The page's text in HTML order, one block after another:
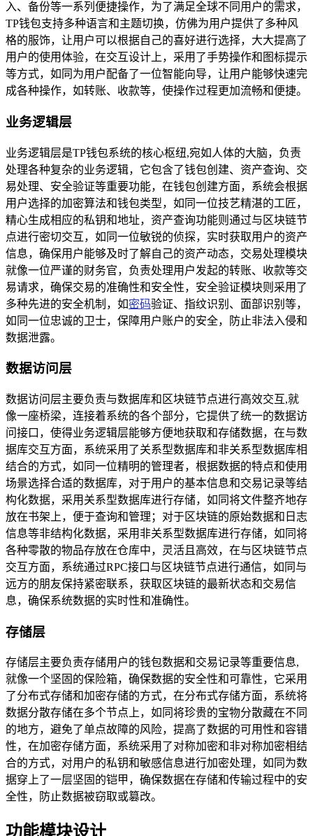
入、备份等一系列便捷操作，为了满足全球不同用户的需求，
TP钱包支持多种语言和主题切换，仿佛为用户提供了多种风
格的服饰，让用户可以根据自己的喜好进行选择，大大提高了
用户的使用体验，在交互设计上，采用了手势操作和图标提示
等方式，如同为用户配备了一位智能向导，让用户能够快速完
成各种操作，如转账、收款等，使操作过程更加流畅和便捷。
业务逻辑层
业务逻辑层是TP钱包系统的核心枢纽,宛如人体的大脑，负责
处理各种复杂的业务逻辑，它包含了钱包创建、资产查询、交
易处理、安全验证等重要功能，在钱包创建方面，系统会根据
用户选择的加密算法和钱包类型，如同一位技艺精湛的工匠，
精心生成相应的私钥和地址，资产查询功能则通过与区块链节
点进行密切交互，如同一位敏锐的侦探，实时获取用户的资产
信息，确保用户能够及时了解自己的资产动态，交易处理模块
就像一位严谨的财务官，负责处理用户发起的转账、收款等交
易请求，确保交易的准确性和安全性，安全验证模块则采用了
多种先进的安全机制，如密码验证、指纹识别、面部识别等，
如同一位忠诚的卫士，保障用户账户的安全，防止非法入侵和
数据泄露。
数据访问层
数据访问层主要负责与数据库和区块链节点进行高效交互,就
像一座桥梁，连接着系统的各个部分，它提供了统一的数据访
问接口，使得业务逻辑层能够方便地获取和存储数据，在与数
据库交互方面，系统采用了关系型数据库和非关系型数据库相
结合的方式，如同一位精明的管理者，根据数据的特点和使用
场景选择合适的数据库，对于用户的基本信息和交易记录等结
构化数据，采用关系型数据库进行存储，如同将文件整齐地存
放在书架上，便于查询和管理；对于区块链的原始数据和日志
信息等非结构化数据，采用非关系型数据库进行存储，如同将
各种零散的物品存放在仓库中，灵活且高效，在与区块链节点
交互方面，系统通过RPC接口与区块链节点进行通信，如同与
远方的朋友保持紧密联系，获取区块链的最新状态和交易信
息，确保系统数据的实时性和准确性。
存储层
存储层主要负责存储用户的钱包数据和交易记录等重要信息,
就像一个坚固的保险箱，确保数据的安全性和可靠性，它采用
了分布式存储和加密存储的方式，在分布式存储方面，系统将
数据分散存储在多个节点上，如同将珍贵的宝物分散藏在不同
的地方，避免了单点故障的风险，提高了数据的可用性和容错
性，在加密存储方面，系统采用了对称加密和非对称加密相结
合的方式，对用户的私钥和敏感信息进行加密处理，如同为数
据穿上了一层坚固的铠甲，确保数据在存储和传输过程中的安
全性，防止数据被窃取或篡改。
功能模块设计